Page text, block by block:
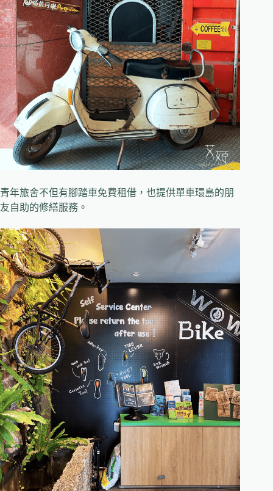
青年旅舍不但有腳踏車免費租借，也提供單車環島的朋
友自助的修繕服務。